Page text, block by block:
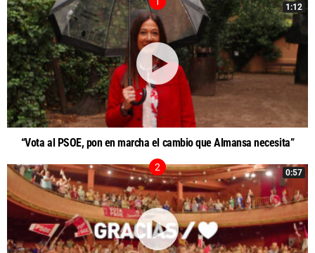
1:12
“Vota al PSOE, pon en marcha el cambio que Almansa necesita”
0:57